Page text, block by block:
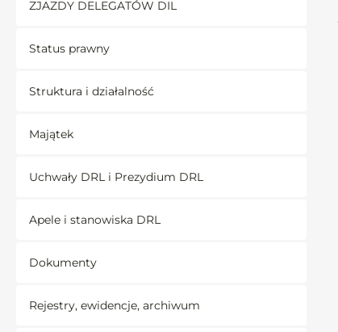
ZJAZDY DELEGATÓW DIL
Status prawny
Struktura i działalność
Majątek
Uchwały DRL i Prezydium DRL
Apele i stanowiska DRL
Dokumenty
Rejestry, ewidencje, archiwum